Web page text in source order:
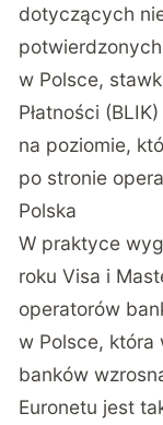
dotyczących
w Polsce,
Płatności
na poziomie,
po stronie
Polska
W praktyce
roku Visa i
operatorów
w Polsce, która
banków
Euronetu jest